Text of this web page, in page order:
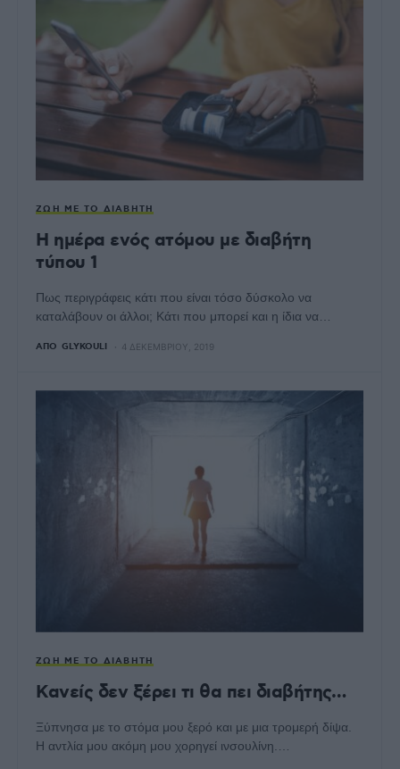
ΖΩΉ ΜΕ ΤΟ ΔΙΑΒΉΤΗ
Η ημέρα ενός ατόμου με διαβήτη
τύπου 1
Πως περιγράφεις κάτι που είναι τόσο δύσκολο να
καταλάβουν οι άλλοι; Κάτι που μπορεί και η ίδια να…
ΑΠΌ GLYKOULI 4 ΔΕΚΕΜΒΡΊΟΥ, 2019
ΖΩΉ ΜΕ ΤΟ ΔΙΑΒΉΤΗ
Κανείς δεν ξέρει τι θα πει διαβήτης…
Ξύπνησα με το στόμα μου ξερό και με μια τρομερή δίψα.
Η αντλία μου ακόμη μου χορηγεί ινσουλίνη.…